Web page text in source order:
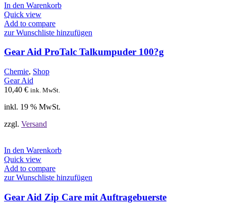
In den Warenkorb
Quick view
Add to compare
zur Wunschliste hinzufügen
Gear Aid ProTalc Talkumpuder 100?g
Chemie, Shop
Gear Aid
10,40 € ink. MwSt.
inkl. 19 % MwSt.
zzgl. Versand
In den Warenkorb
Quick view
Add to compare
zur Wunschliste hinzufügen
Gear Aid Zip Care mit Auftragebuerste